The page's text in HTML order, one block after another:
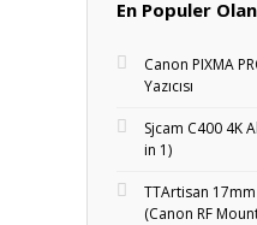
En Populer
Canon PIXMA
Yazıcısı
Sjcam C400 4K
in 1)
TTArtisan
(Canon RF